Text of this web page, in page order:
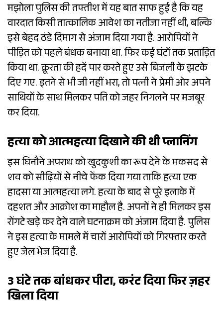
मझोला पुलिस की तफ्तीश में यह बात साफ हुई है कि यह
वारदात किसी तात्कालिक आवेश का नतीजा नहीं थी, बल्कि
इसे बेहद ठंडे दिमाग से अंजाम दिया गया है. आरोपियों ने
पीड़ित को पहले बंधक बनाया था. फिर कई घंटों तक प्रताड़ित
किया था. क्रूरता की हदें पार करते हुए उसे बिजली के झटके
दिए गए. इतने से भी जी नहीं भरा, तो पत्नी ने प्रेमी ओर अपने
साथियों के साथ मिलकर पति को जहर निगलने पर मजबूर
कर दिया.
हत्या को आत्महत्या दिखाने की थी प्लानिंग
इस घिनौने अपराध को खुदकुशी का रूप देने के मकसद से
शव को सीढ़ियों से नीचे फेंक दिया गया ताकि हत्या एक
हादसा या आत्महत्या लगे. हत्या के बाद से पूरे इलाके में
दहशत और आक्रोश का माहौल है. अपनों ने ही मिलकर इस
रोंगटे खड़े कर देने वाले घटनाक्रम को अंजाम दिया है. पुलिस
ने इस हत्या के मामले में चारों आरोपियों को गिरफ्तार करते
हुए जेल भेज दिया है.
3 घंटे तक बांधकर पीटा, करंट दिया फिर ज़हर
खिला दिया